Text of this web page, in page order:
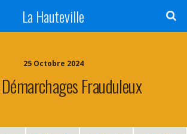
La Hauteville
25 Octobre 2024
Frauduleux